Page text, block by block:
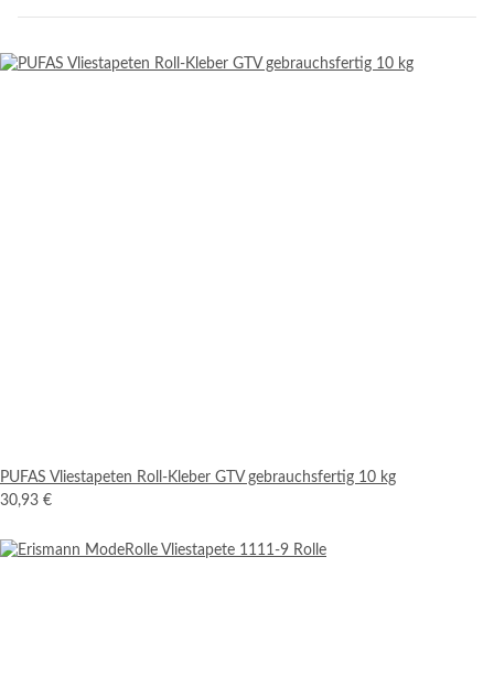
PUFAS Vliestapeten Roll-Kleber GTV gebrauchsfertig 10 kg
30,93 €